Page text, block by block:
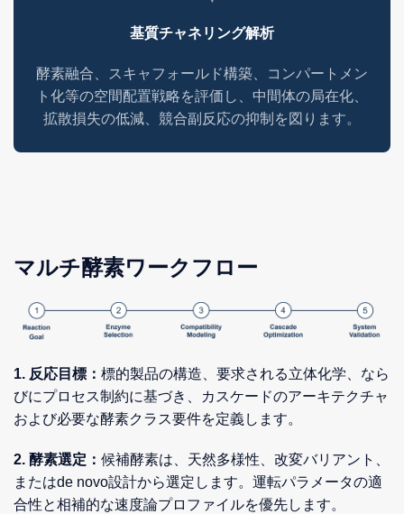
基質チャネリング解析
酵素融合、スキャフォールド構築、コンパートメン
ト化等の空間配置戦略を評価し、中間体の局在化、
拡散損失の低減、競合副反応の抑制を図ります。
マルチ酵素ワークフロー
1. 反応目標： 標的製品の構造、要求される立体化学、なら
びにプロセス制約に基づき、カスケードのアーキテクチャ
および必要な酵素クラス要件を定義します。
2. 酵素選定： 候補酵素は、天然多様性、改変バリアント、
またはde novo設計から選定します。運転パラメータの適
合性と相補的な速度論プロファイルを優先します。